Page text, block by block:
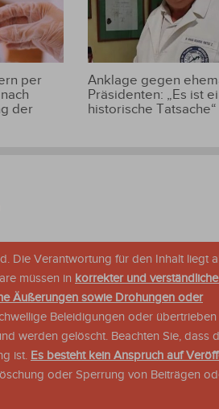
per
der
Anklage gegen
Präsidenten: „Es ist
historische Tatsache“
Die Verantwortung für den Inhalt liegt
müssen in korrekter und
Äußerungen sowie Drohungen oder
Beleidigungen oder
werden gelöscht. Beachten Sie, dass
ist. Es besteht kein Anspruch auf
oder Sperrung von Beiträgen